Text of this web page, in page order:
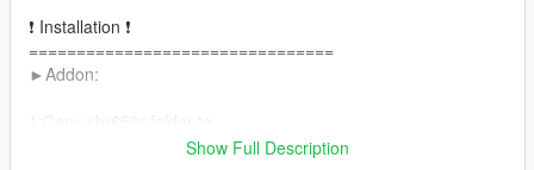
❗ Installation ❗
================================
►Addon:
X:\Grand Theft Auto V\update\x64\dlcpacks
Show Full Description